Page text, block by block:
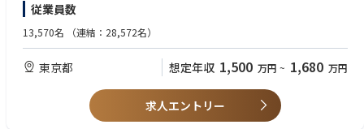
して定着させる
・国内外グループ会社を含めたITガバナンスの高度化を推進する
３．ITコスト/投資ポートフォリオ改革
・OPEX/CAPEXの構造を可視化し、維持運用費の適正化と成長投資へ
の資源シフトを進める
厳しく見極める
・経営層に対して、意思決定に必要な論点をわかりやすく提示する
タ活用、AI活用等の推進経験
４．ITガバナンス、投資管理、予算管理、リスク管理、セキュリティ、
５．経営層向けの報告、提案、意思決定支援の経験
６．部下/組織のマネジメント、人材育成、組織変革の経験
７．ビジネスレベルでの英語力（実務での使用経験）
８．TOEIC600点以上（※入社後の取得でも可）
従業員数
13,570名 （連結：28,572名）
東京都 想定年収 1,500 万円 ~ 1,680 万円
求人エントリー